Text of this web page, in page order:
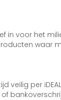
in voor het
waar
veilig per